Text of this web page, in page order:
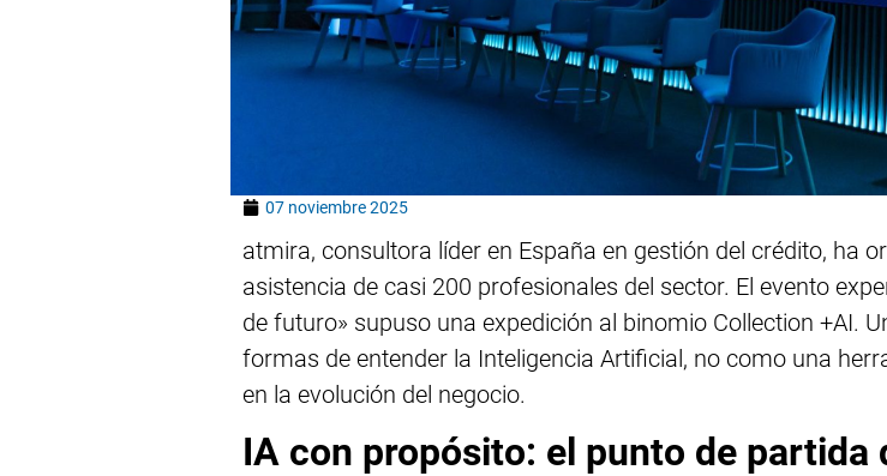
07 noviembre 2025
atmira, consultora líder en España en gestión del crédito, ha
asistencia de casi 200 profesionales del sector. El evento
de futuro» supuso una expedición al binomio Collection +AI.
formas de entender la Inteligencia Artificial, no como una
en la evolución del negocio.
IA con propósito: el punto de partida